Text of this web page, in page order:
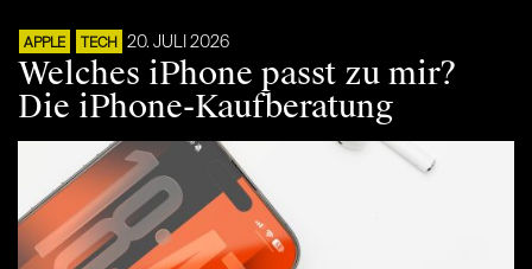
APPLE TECH 20. JULI 2026
Welches iPhone passt zu mir?
Die iPhone-Kaufberatung